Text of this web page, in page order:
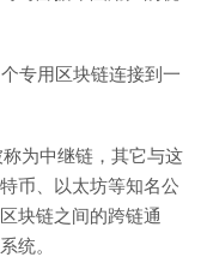
专用区块链连接到一
为中继链，其它与这
币、以太坊等知名公
块链之间的跨链通
统。